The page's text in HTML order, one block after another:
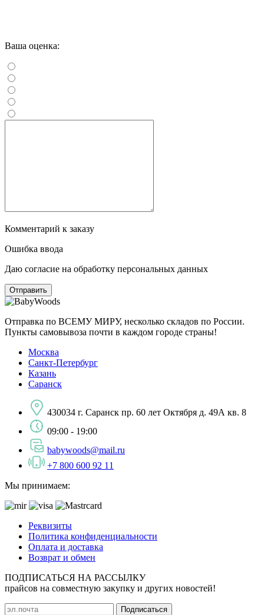
Ваша оценка:
Комментарий к заказу
Ошибка ввода
Даю согласие на обработку персональных данных
Отправка по ВСЕМУ МИРУ, несколько складов по России.
Пункты самовывоза почти в каждом городе страны!
Москва
Санкт-Петербург
Казань
Саранск
430034 г. Саранск пр. 60 лет Октября д. 49А кв. 8
09:00 - 19:00
babywoods@mail.ru
+7 800 600 92 11
Мы принимаем:
Реквизиты
Политика конфиденциальности
Оплата и доставка
Возврат и обмен
ПОДПИСАТЬСЯ НА РАССЫЛКУ
прайсов на совместную закупку и других новостей!